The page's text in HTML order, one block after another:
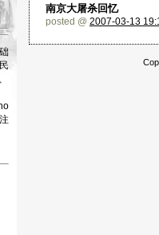
南京大屠杀回忆
posted @ 2007-03-13